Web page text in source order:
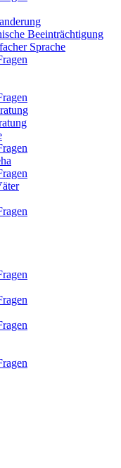
Beeinträchtigung
Sprache